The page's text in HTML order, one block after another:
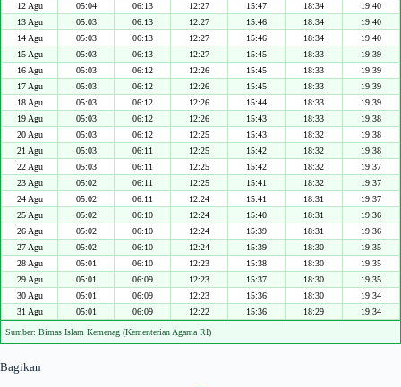
12 Agu
05:04 06:13 12:27 15:47 18:34
19:40
13 Agu
05:03 06:13 12:27 15:46 18:34
19:40
14 Agu
05:03 06:13 12:27 15:46 18:34
19:40
15 Agu
05:03 06:13 12:27 15:45 18:33
19:39
16 Agu
05:03 06:12 12:26 15:45 18:33
19:39
17 Agu
05:03 06:12 12:26 15:45 18:33
19:39
18 Agu
05:03 06:12 12:26 15:44 18:33
19:39
19 Agu
05:03 06:12 12:26 15:43 18:33
19:38
20 Agu
05:03 06:12 12:25 15:43 18:32
19:38
21 Agu
05:03 06:11 12:25 15:42 18:32
19:38
22 Agu
05:03 06:11 12:25 15:42 18:32
19:37
23 Agu
05:02 06:11 12:25 15:41 18:32
19:37
24 Agu
05:02 06:11 12:24 15:41 18:31
19:37
25 Agu
05:02 06:10 12:24 15:40 18:31
19:36
26 Agu
05:02 06:10 12:24 15:39 18:31
19:36
27 Agu
05:02 06:10 12:24 15:39 18:30
19:35
28 Agu
05:01 06:10 12:23 15:38 18:30
19:35
29 Agu
05:01 06:09 12:23 15:37 18:30
19:35
30 Agu
05:01 06:09 12:23 15:36 18:30
19:34
31 Agu
05:01 06:09 12:22 15:36 18:29 19:34
Sumber: Bimas Islam Kemenag (Kementerian Agama RI)
Bagikan